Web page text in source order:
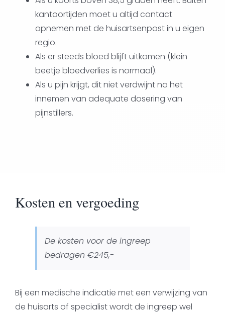
kantoortijden moet u altijd contact
opnemen met de huisartsenpost in u eigen
regio.
Als er steeds bloed blijft uitkomen (klein
beetje bloedverlies is normaal).
Als u pijn krijgt, dit niet verdwijnt na het
innemen van adequate dosering van
pijnstillers.
Kosten en vergoeding
De kosten voor de ingreep
bedragen €245,-
Bij een medische indicatie met een verwijzing van
de huisarts of specialist wordt de ingreep wel